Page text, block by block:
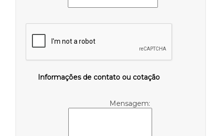
Informações de contato ou cotação
Mensagem: